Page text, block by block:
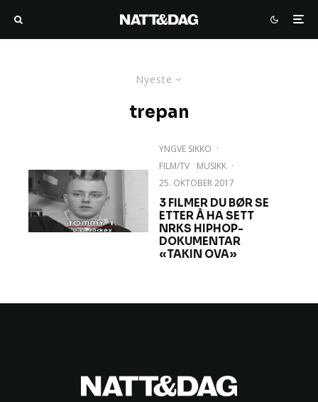
Nyeste
trepan
YNGVE SIKKO ·
FILM/TV
MUSIKK ·
25. OKTOBER 2017
3 FILMER DU BØR SE
ETTER Å HA SETT
NRKS HIPHOP-
DOKUMENTAR
«TAKIN OVA»